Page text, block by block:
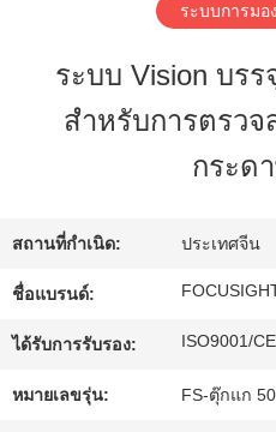
ควบคุม
คุณภาพ
ติดต่อ
ระบบการม
ระบบ Vision บร
สำหรับการตรว
กระด
สถานที่กำเนิด: ประเทศจีน
ชื่อแบรนด์:
ได้รับการรับรอง: ISO9001/CE
หมายเลขรุ่น: FS-ตุ๊กแก